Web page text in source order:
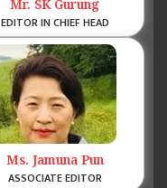
Mr. SK Gurung
EDITOR IN CHIEF HEAD
Ms. Jamuna Pun
ASSOCIATE EDITOR